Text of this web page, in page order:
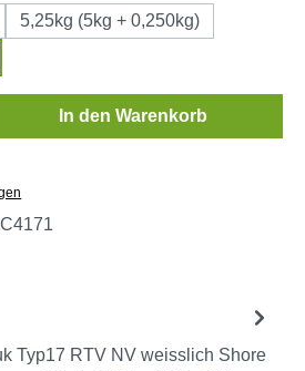
5,25kg (5kg + 0,250kg)
Gib den gewünschten
In den Warenkorb
Typ17 RTV NV weisslich Shore